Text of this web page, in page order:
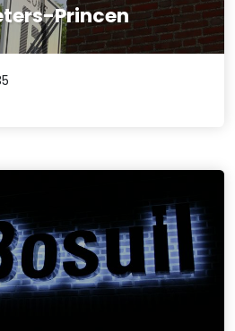
Princen